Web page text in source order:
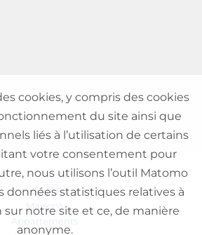
VENTE
Maisons
Appartements
cookies, y compris des cookies
du site ainsi que
liés à l’utilisation de certains
votre consentement pour
nous utilisons l’outil Matomo
données statistiques relatives à
notre site et ce, de manière
anonyme.